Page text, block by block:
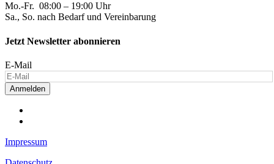
Mo.-Fr. 08:00 – 19:00 Uhr
Sa., So. nach Bedarf und Vereinbarung
Jetzt Newsletter abonnieren
E-Mail
Anmelden
Impressum